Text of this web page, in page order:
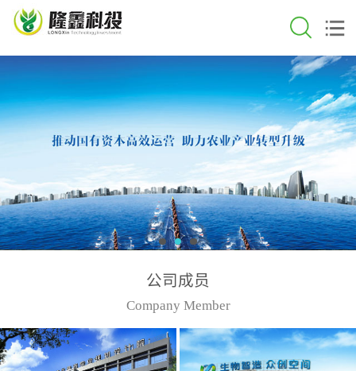
公司成员
Company Member